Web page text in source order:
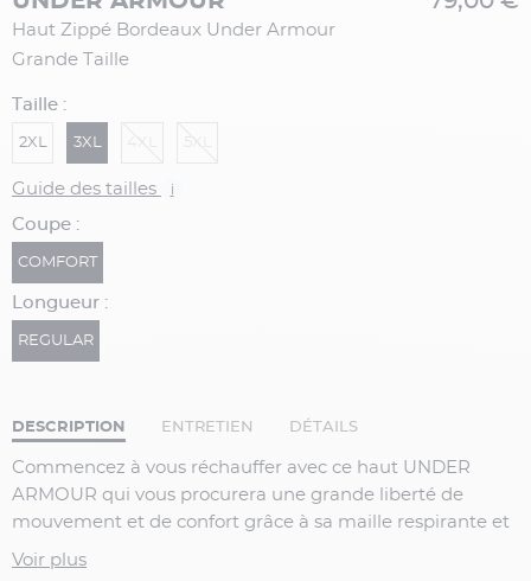
Haut Zippé Bordeaux Under Armour
Grande Taille
Taille :
2XL 3XL
Guide des tailles i
Coupe :
COMFORT
Longueur :
REGULAR
DESCRIPTION ENTRETIEN DÉTAILS
Commencez à vous réchauffer avec ce haut UNDER
ARMOUR qui vous procurera une grande liberté de
mouvement et de confort grâce à sa maille respirante et
extensible qui évacue la transpiration tout en conservant
Voir plus